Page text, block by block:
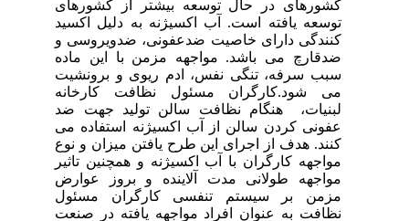
کشورهای در حال توسعه بیشتر از کشورهای
توسعه یافته است. آب اکسیژنه به دلیل اکسید
کنندگی دارای خاصیت ضدعفونی، ضدویروسی و
ضدقارچ می باشد. مواجهه مزمن با این ماده
سبب سرفه، تنگی نفس، ادم ریوی و برونشیت
می شود.کارگران مسئول نظافت کارخانه
لبنیات، هنگام نظافت سالن تولید جهت ضد
عفونی کردن سالن از آب اکسیژنه استفاده می
کنند. هدف از اجرای این طرح یافتن میزان و نوع
مواجهه کارگران با آب اکسیژنه و همچنین تاثیر
مواجهه طولانی مدت آلاینده و بروز عوارض
مزمن بر سیستم تنفسی کارگران مسئول
نظافت به عنوان افراد مواجهه یافته در صنعت